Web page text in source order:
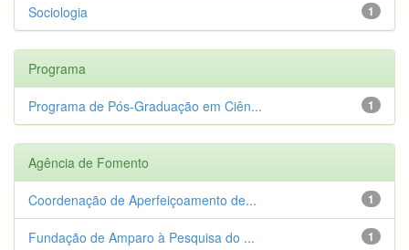
1
Sociologia
Programa
1
Programa de Pós-Graduação em Ciên...
Agência de Fomento
1
Coordenação de Aperfeiçoamento de...
1
Fundação de Amparo à Pesquisa do ...